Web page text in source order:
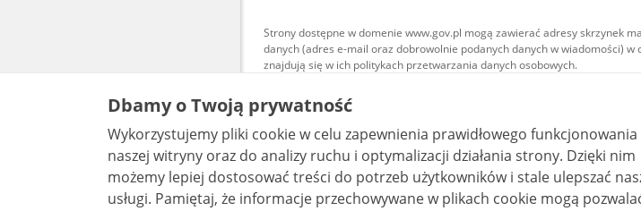
Strony dostępne w domenie www.gov.pl mogą zawierać adresy skrzynek
danych (adres e-mail oraz dobrowolnie podanych danych w wiadomości) w
znajdują się w ich politykach przetwarzania danych osobowych.
Treści tekstowe publikowane w serwisie (z wyłączeniem
udostępniane na licencji typu Creative Commons: uznanie
warunkach 4.0 (CC BY-SA 4.0). Materiały audiowizualne, w
są udostępniane na licencji typu Creative Commons: uznanie
bez utworów zależnych 4.0 (CC BY-NC-ND 4.0), o ile nie jest
Dbamy o Twoją prywatność
Wykorzystujemy pliki cookie w celu zapewnienia prawidłowego funkcjonowania
naszej witryny oraz do analizy ruchu i optymalizacji działania strony. Dzięki nim
możemy lepiej dostosować treści do potrzeb użytkowników i stale ulepszać
usługi. Pamiętaj, że informacje przechowywane w plikach cookie mogą pozwalać na